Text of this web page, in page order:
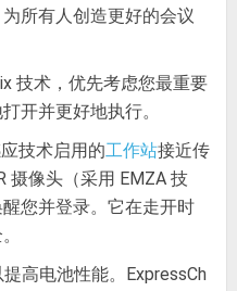
所有人创造更好的会议
技术，优先考虑您最重要
开并更好地执行。
技术启用的工作站接近传
摄像头（采用 EMZA 技
您并登录。它在走开时
高电池性能。ExpressCh